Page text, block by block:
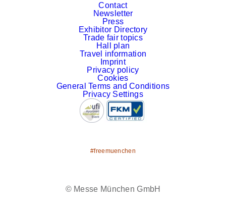
Contact
Newsletter
Press
Exhibitor Directory
Trade fair topics
Hall plan
Travel information
Imprint
Privacy policy
Cookies
General Terms and Conditions
Privacy Settings
#freemuenchen
© Messe München GmbH